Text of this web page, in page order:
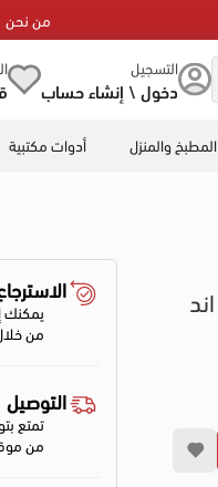
من نحن
التسجيل
دخول \ إنشاء حساب
المطبخ والمنزل أدوات مكتبية
يمكنك
من
التوصيل
تمتع
من